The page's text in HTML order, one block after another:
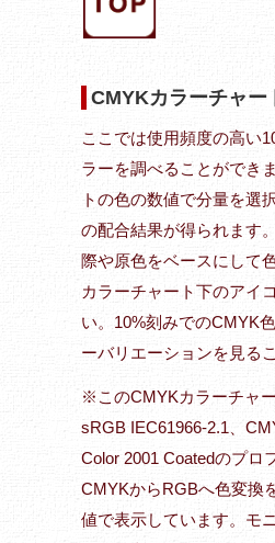
CMYKカラーチャー
ここでは使用頻度の高い
ラーを調べることができ
トの色の数値で分量を選
の配合結果が得られます
際や原色をベースにして
カラーチャート下のアイ
い。10%刻みでのCMYK
ーバリエーションを見る
※このCMYKカラーチャ
sRGB IEC61966-2.1、
Color 2001 Coatedのプロ
CMYKからRGBへ色変換
値で表示しています。モ